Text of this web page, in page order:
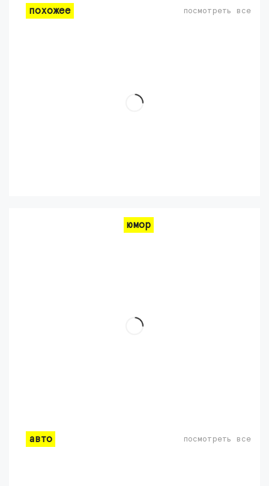
похожее посмотреть все
юмор
авто посмотреть все